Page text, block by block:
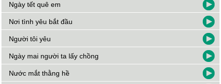
Ngày tết quê em
Nơi tình yêu bắt đầu
Người tôi yêu
Ngày mai người ta lấy chồng
Nước mắt thằng hề